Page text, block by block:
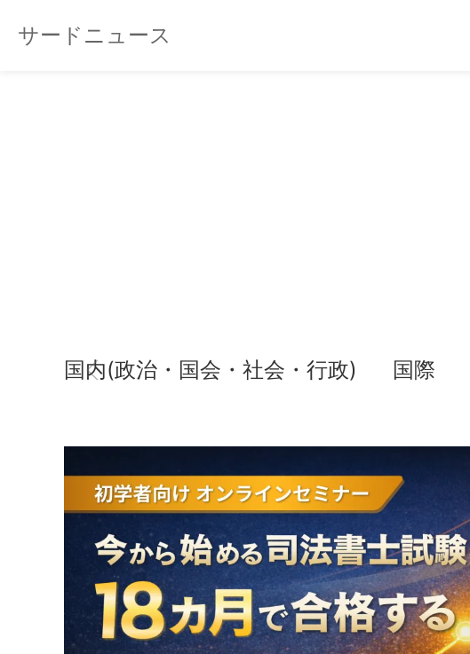
サードニュース
国内(政治・国会・社会・行政) 国際